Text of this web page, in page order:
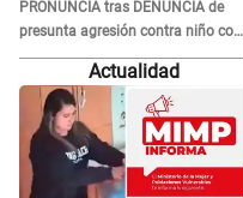
PRONUNCIA tras DENUNCIA de
presunta agresión contra niño con
autismo en Surco
Actualidad